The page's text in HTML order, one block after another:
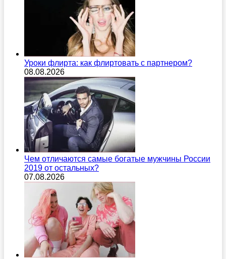
Уроки флирта: как флиртовать с партнером?
08.08.2026
Чем отличаются самые богатые мужчины России
2019 от остальных?
07.08.2026